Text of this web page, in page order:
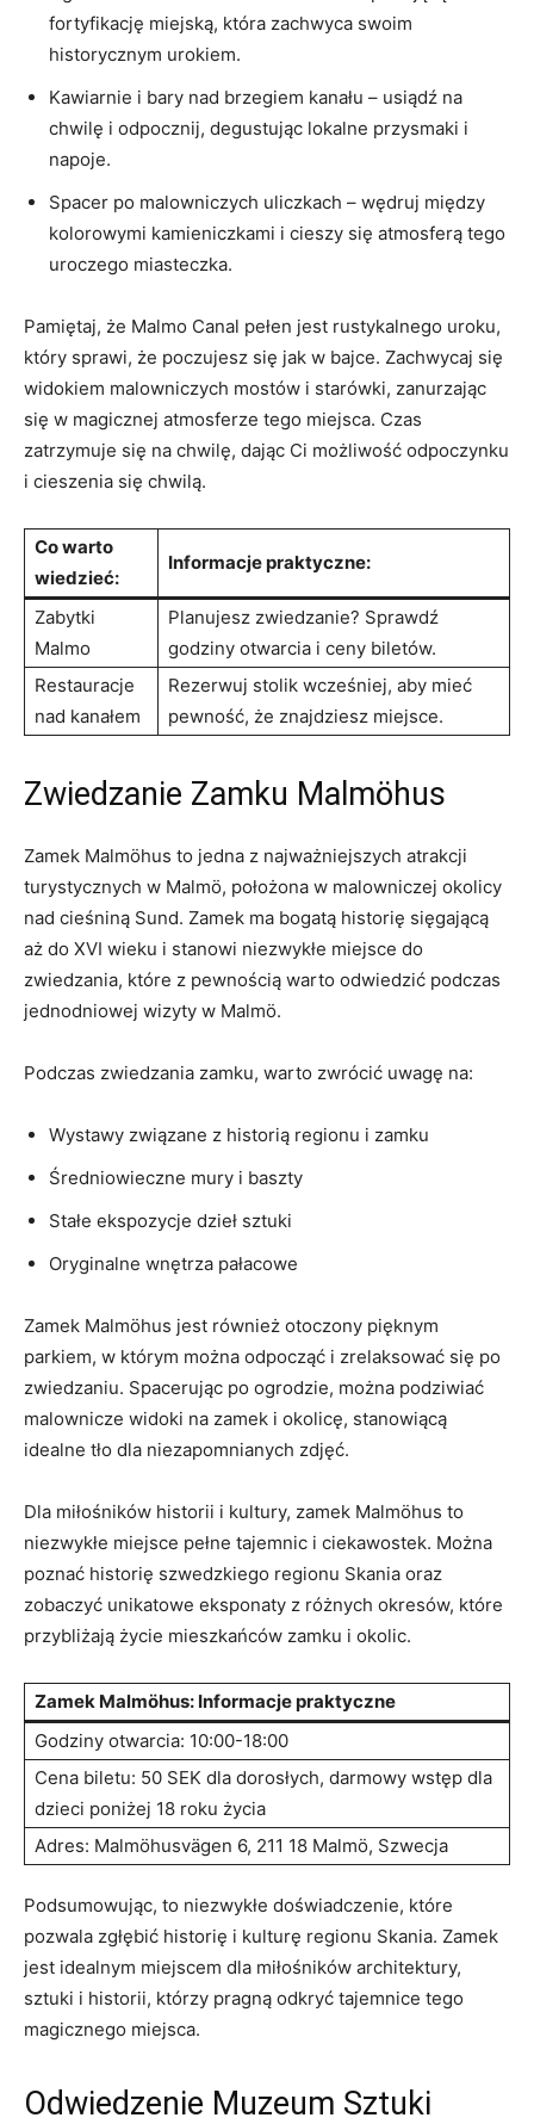
fortyfikację⁤ miejską, która zachwyca swoim
historycznym urokiem.
Kawiarnie i bary nad‍ brzegiem kanału – usiądź na
chwilę i odpocznij, degustując⁢ lokalne przysmaki i
napoje.
Spacer po malowniczych⁢ uliczkach – wędruj między
kolorowymi kamieniczkami i cieszy się atmosferą tego
uroczego miasteczka.
Pamiętaj, że Malmo‌ Canal pełen jest rustykalnego uroku,
który sprawi, że poczujesz się jak w ⁢bajce. Zachwycaj się
widokiem malowniczych mostów i starówki, zanurzając
się w magicznej⁤ atmosferze tego miejsca. Czas
zatrzymuje się na chwilę, dając Ci możliwość odpoczynku
i cieszenia się chwilą.
Co warto
wiedzieć:
Informacje praktyczne:
Zabytki
Malmo
Planujesz zwiedzanie? Sprawdź
godziny otwarcia i ceny biletów.
Restauracje
‍nad kanałem
Rezerwuj stolik wcześniej, aby mieć
pewność, że znajdziesz miejsce.
Zwiedzanie Zamku Malmöhus
Zamek Malmöhus to ⁣jedna z najważniejszych atrakcji
‍turystycznych w⁤ Malmö, położona ‌w malowniczej okolicy
nad cieśniną Sund. Zamek ma bogatą historię sięgającą
aż do XVI wieku i stanowi niezwykłe ⁢miejsce do
zwiedzania, które⁢ z pewnością warto odwiedzić podczas ​
jednodniowej wizyty w Malmö.
Podczas zwiedzania zamku, ‍warto zwrócić uwagę na:
Wystawy związane z historią​ regionu i zamku
Średniowieczne mury‍ i baszty
Stałe ekspozycje dzieł ⁤sztuki
Oryginalne wnętrza pałacowe
Zamek Malmöhus jest również otoczony pięknym
parkiem, w ⁣którym można odpocząć i ⁢zrelaksować ⁤się po
zwiedzaniu. Spacerując po ogrodzie, można‌ podziwiać
malownicze widoki na zamek i okolicę,⁣ stanowiącą⁢
idealne tło dla niezapomnianych zdjęć.
Dla miłośników historii i‍ kultury, ⁣zamek Malmöhus‍ to⁤
niezwykłe miejsce pełne tajemnic i ciekawostek. ⁢Można ​
poznać historię ⁣szwedzkiego regionu Skania oraz
zobaczyć unikatowe eksponaty z różnych‍ okresów, które
przybliżają życie mieszkańców ⁢zamku‌ i okolic.
Zamek⁣ Malmöhus: ‍Informacje praktyczne
Godziny otwarcia: 10:00-18:00
Cena biletu: ⁤50 SEK dla dorosłych, darmowy wstęp dla​
dzieci poniżej 18 roku ⁢życia
Adres:⁢ Malmöhusvägen 6, 211 18 Malmö, Szwecja
Podsumowując, to niezwykłe doświadczenie, które
pozwala zgłębić historię i kulturę regionu Skania. Zamek
jest idealnym miejscem dla miłośników architektury,
sztuki i historii, którzy pragną odkryć ‍tajemnice⁣ tego
magicznego miejsca.
Odwiedzenie Muzeum⁤ Sztuki⁤